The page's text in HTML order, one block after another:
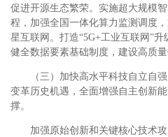
促进开源生态繁荣。实施超大规模
程，加强全国一体化算力监测调度
星互联网。打造“5G+工业互联网”
健全数据要素基础制度，建设高质
（三）加快高水平科技自立自
变革历史机遇，全面增强自主创新
撑。
加强原始创新和关键核心技术